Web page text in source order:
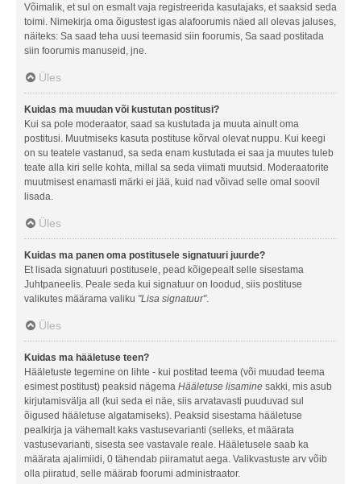
Võimalik, et sul on esmalt vaja registreerida kasutajaks, et saaksid seda
toimi. Nimekirja oma õigustest igas alafoorumis näed all olevas jaluses,
näiteks: Sa saad teha uusi teemasid siin foorumis, Sa saad postitada
siin foorumis manuseid, jne.
Üles
Kuidas ma muudan või kustutan postitusi?
Kui sa pole moderaator, saad sa kustutada ja muuta ainult oma
postitusi. Muutmiseks kasuta postituse kõrval olevat nuppu. Kui keegi
on su teatele vastanud, sa seda enam kustutada ei saa ja muutes tuleb
teate alla kiri selle kohta, millal sa seda viimati muutsid. Moderaatorite
muutmisest enamasti märki ei jää, kuid nad võivad selle omal soovil
lisada.
Üles
Kuidas ma panen oma postitusele signatuuri juurde?
Et lisada signatuuri postitusele, pead kõigepealt selle sisestama
Juhtpaneelis. Peale seda kui signatuur on loodud, siis postituse
valikutes määrama valiku "Lisa signatuur".
Üles
Kuidas ma hääletuse teen?
Hääletuste tegemine on lihte - kui postitad teema (või muudad teema
esimest postitust) peaksid nägema Hääletuse lisamine sakki, mis asub
kirjutamisvälja all (kui seda ei näe, siis arvatavasti puuduvad sul
õigused hääletuse algatamiseks). Peaksid sisestama hääletuse
pealkirja ja vähemalt kaks vastusevarianti (selleks, et määrata
vastusevarianti, sisesta see vastavale reale. Hääletusele saab ka
määrata ajalimiidi, 0 tähendab piiramatut aega. Valikvastuste arv võib
olla piiratud, selle määrab foorumi administraator.